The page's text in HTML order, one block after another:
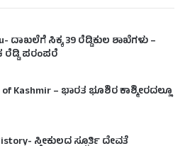
ದಾಖಲೆಗೆ ಸಿಕ್ಕ 39 ರೆಡ್ಡಿಕುಲ ಶಾಖೆಗಳು –
ಪರಂಪರೆ
Kashmir – ಭಾರತ ಭೂಶಿರ ಕಾಶ್ಮೀರದಲ್ಲೂ
ಸ್ತ್ರೀಕುಲದ ಸ್ಫೂರ್ತಿ ದೇವತೆ